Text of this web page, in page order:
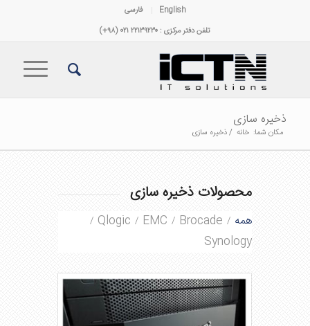
English
فارسی
تلفن دفتر مرکزی : ۲۲۱۳۹۲۳۰ ۰۲۱ (۹۸+)
ذخیره سازی
مکان شما: خانه /ذخیره سازی
محصولات ذخیره سازی
همه /
Brocade
/
EMC
/
Qlogic
/
Synology